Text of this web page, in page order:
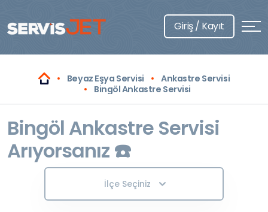
Giriş / Kayıt
Beyaz Eşya Servisi
Ankastre Servisi
Bingöl Ankastre Servisi
Bingöl Ankastre Servisi
Arıyorsanız ☎️
İlçe Seçiniz